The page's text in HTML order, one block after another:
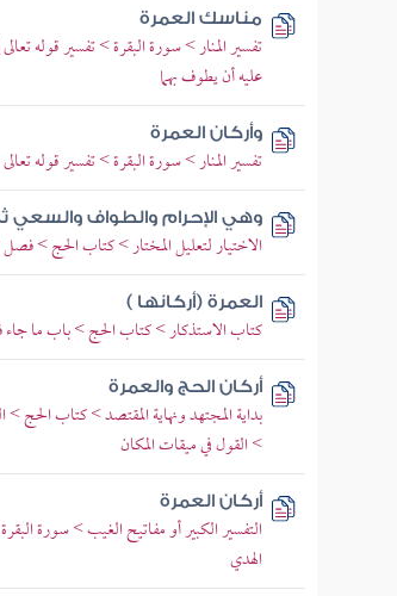
مناسك العمرة
تفسير المنار > سورة البقرة > تفسير قوله
عليه أن يطوف بهما
وأركان العمرة
تفسير المنار > سورة البقرة > تفسير قوله
وهي الإحرام والطواف والسعي
الاختيار لتعليل المختار > كتاب الحج > فصل
العمرة (أركانها )
كتاب الاستذكار > كتاب الحج > باب ما
أركان الحج والعمرة
بداية المجتهد ونهاية المقتصد > كتاب الحج
> القول في ميقات المكان
أركان العمرة
التفسير الكبير أو مفاتيح الغيب > سورة
الهدي